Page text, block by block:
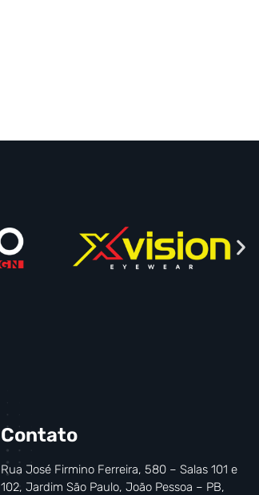
Contato
Rua José Firmino Ferreira, 580 – Salas 101 e
102, Jardim São Paulo, João Pessoa – PB,